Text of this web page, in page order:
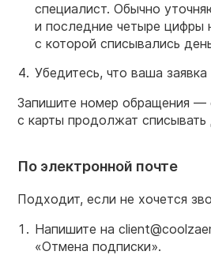
специалист. Обычно
и последние четыре цифры
с которой списывались
Убедитесь, что ваша заявка
Запишите номер обращения —
с карты продолжат списывать
По электронной почте
Подходит, если не хочется
Напишите на
«Отмена подписки».